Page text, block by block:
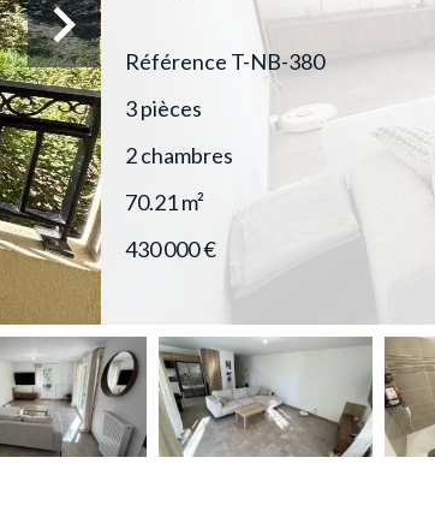
Référence T-NB-380
3 pièces
2 chambres
70.21m²
430 000 €